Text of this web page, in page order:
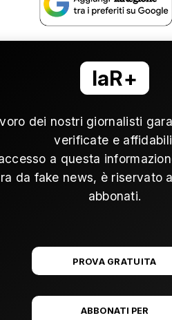
laR+
dei nostri giornalisti
verificate e
a questa
da fake news, è riservato
abbonati.
PROVA GRATUITA
ABBONATI PER